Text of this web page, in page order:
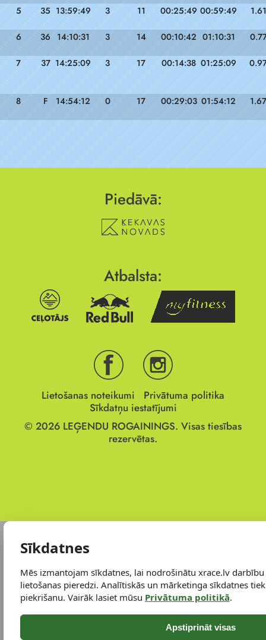
5 35 13:59:49 3 11 00:25:49 00:59:49 1.61
6 36 14:10:31 3 14 00:10:42 01:10:31
7 37 14:25:09 3 17 00:14:38 01:25:09
8 F 14:54:12 0 17 00:29:03 01:54:12 1.67
Piedāvā:
Atbalsta:
Lietošanas noteikumi
Privātuma politika
Sīkdatņu iestatījumi
© 2026 LEĢENDU ROGAININGS. Visas tiesības
rezervētas.
Sīkdatnes
Mēs izmantojam sīkdatnes, lai nodrošinātu xrace.lv
lietošanas pieredzi. Analītiskās un mārketinga sīkdatnes
piekrišanu. Vairāk lasiet mūsu Privātuma politikā.
Apstiprināt visas